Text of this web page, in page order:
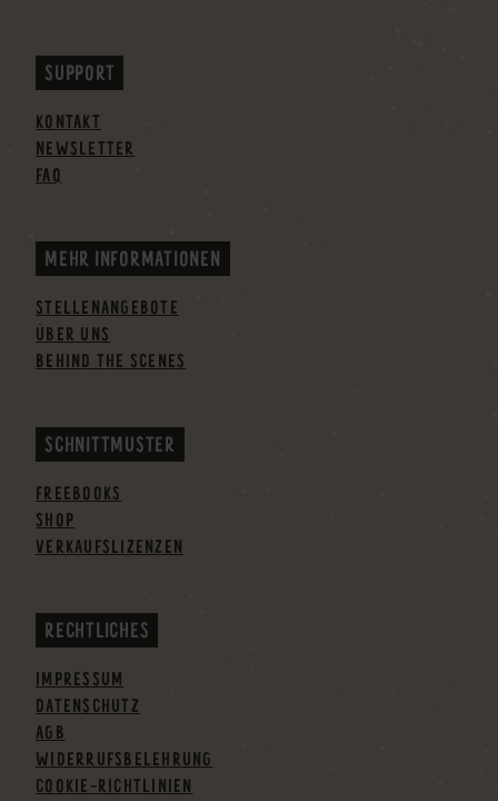
SUPPORT
KONTAKT
NEWSLETTER
FAQ
MEHR INFORMATIONEN
STELLENANGEBOTE
ÜBER UNS
BEHIND THE SCENES
SCHNITTMUSTER
FREEBOOKS
SHOP
VERKAUFSLIZENZEN
RECHTLICHES
IMPRESSUM
DATENSCHUTZ
AGB
WIDERRUFSBELEHRUNG
COOKIE-RICHTLINIEN